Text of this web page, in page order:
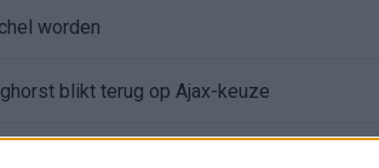
worden
blikt terug op Ajax-keuze
steeds duidelijker